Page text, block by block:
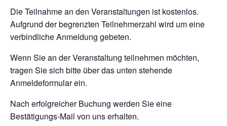
Die Teilnahme an den Veranstaltungen ist kostenlos.
Aufgrund der begrenzten Teilnehmerzahl wird um eine
verbindliche Anmeldung gebeten.
Wenn Sie an der Veranstaltung teilnehmen möchten,
tragen Sie sich bitte über das unten stehende
Anmeldeformular ein.
Nach erfolgreicher Buchung werden Sie eine
Bestätigungs-Mail von uns erhalten.